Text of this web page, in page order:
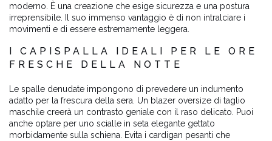
moderno. È una creazione che esige sicurezza e una postura
irreprensibile. Il suo immenso vantaggio è di non intralciare i
movimenti e di essere estremamente leggera.
I CAPISPALLA IDEALI PER LE ORE
FRESCHE DELLA NOTTE
Le spalle denudate impongono di prevedere un indumento
adatto per la frescura della sera. Un blazer oversize di taglio
maschile creerà un contrasto geniale con il raso delicato. Puoi
anche optare per uno scialle in seta elegante gettato
morbidamente sulla schiena. Evita i cardigan pesanti che